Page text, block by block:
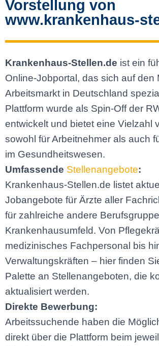
Vorstellung von
www.krankenhaus-
Krankenhaus-Stellen.de ist ein
Online-Jobportal, das sich auf den
Arbeitsmarkt in Deutschland
Plattform wurde als Spin-Off der
entwickelt und bietet eine Vielzahl
sowohl für Arbeitnehmer als auch
im Gesundheitswesen.
Umfassende Stellenangebote:
Krankenhaus-Stellen.de listet
Jobangebote für Ärzte aller
für zahlreiche andere
Krankenhausumfeld. Von
medizinisches Fachpersonal bis
Verwaltungskräften – hier finden
Palette an Stellenangeboten, die
aktualisiert werden.
Direkte Bewerbung:
Arbeitssuchende haben die
direkt über die Plattform beim